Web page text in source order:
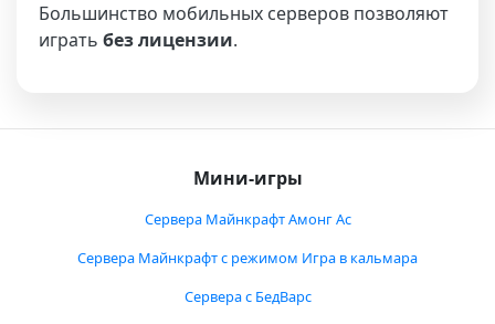
Большинство мобильных серверов позволяют
играть без лицензии.
Мини-игры
Сервера Майнкрафт Амонг Ас
Сервера Майнкрафт с режимом Игра в кальмара
Сервера с БедВарс